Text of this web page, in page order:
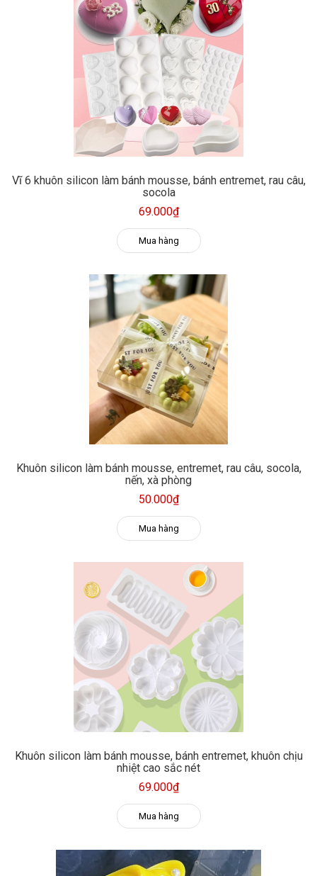
Vĩ 6 khuôn silicon làm bánh mousse, bánh entremet, rau câu,
socola
69.000₫
Mua hàng
Khuôn silicon làm bánh mousse, entremet, rau câu, socola,
nến, xà phòng
50.000₫
Mua hàng
Khuôn silicon làm bánh mousse, bánh entremet, khuôn chịu
nhiệt cao sắc nét
69.000₫
Mua hàng